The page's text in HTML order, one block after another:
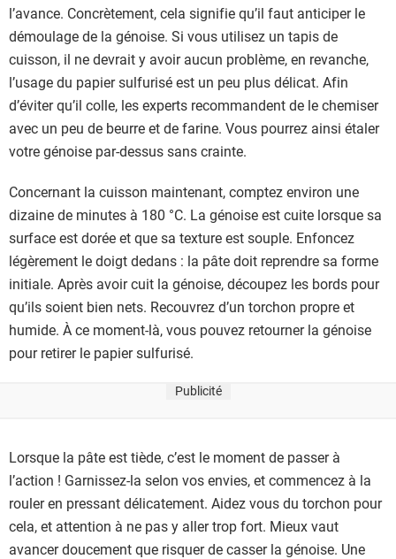
l’avance. Concrètement, cela signifie qu’il faut anticiper le
démoulage de la génoise. Si vous utilisez un tapis de
cuisson, il ne devrait y avoir aucun problème, en revanche,
l’usage du papier sulfurisé est un peu plus délicat. Afin
d’éviter qu’il colle, les experts recommandent de le chemiser
avec un peu de beurre et de farine. Vous pourrez ainsi étaler
votre génoise par-dessus sans crainte.
Concernant la cuisson maintenant, comptez environ une
dizaine de minutes à 180 °C. La génoise est cuite lorsque sa
surface est dorée et que sa texture est souple. Enfoncez
légèrement le doigt dedans : la pâte doit reprendre sa forme
initiale. Après avoir cuit la génoise, découpez les bords pour
qu’ils soient bien nets. Recouvrez d’un torchon propre et
humide. À ce moment-là, vous pouvez retourner la génoise
pour retirer le papier sulfurisé.
Publicité
Lorsque la pâte est tiède, c’est le moment de passer à
l’action ! Garnissez-la selon vos envies, et commencez à la
rouler en pressant délicatement. Aidez vous du torchon pour
cela, et attention à ne pas y aller trop fort. Mieux vaut
avancer doucement que risquer de casser la génoise. Une